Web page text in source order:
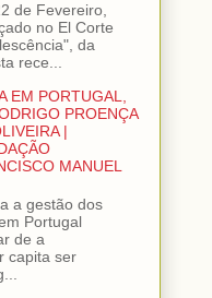
de Fevereiro,
no El Corte
da
rece...
EM PORTUGAL,
PROENÇA
|
MANUEL
a gestão dos
Portugal
de a
capita ser